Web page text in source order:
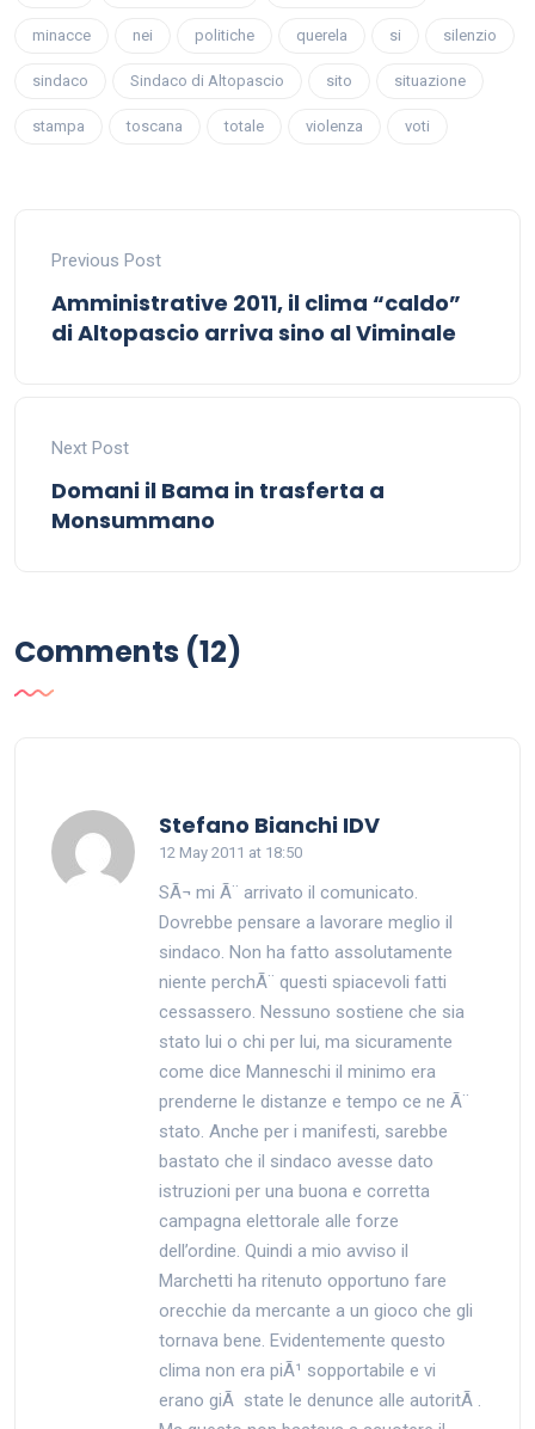
minacce nei politiche querela si silenzio
sindaco Sindaco di Altopascio sito situazione
stampa toscana totale violenza voti
Previous Post
Amministrative 2011, il clima “caldo”
di Altopascio arriva sino al Viminale
Next Post
Domani il Bama in trasferta a
Monsummano
Comments (12)
Stefano Bianchi IDVsays:
12 May 2011 at 18:50
SÃ¬ mi Ã¨ arrivato il comunicato.
Dovrebbe pensare a lavorare meglio il
sindaco. Non ha fatto assolutamente
niente perchÃ¨ questi spiacevoli fatti
cessassero. Nessuno sostiene che sia
stato lui o chi per lui, ma sicuramente
come dice Manneschi il minimo era
prenderne le distanze e tempo ce ne Ã¨
stato. Anche per i manifesti, sarebbe
bastato che il sindaco avesse dato
istruzioni per una buona e corretta
campagna elettorale alle forze
dell’ordine. Quindi a mio avviso il
Marchetti ha ritenuto opportuno fare
orecchie da mercante a un gioco che gli
tornava bene. Evidentemente questo
clima non era piÃ¹ sopportabile e vi
erano giÃ state le denunce alle autoritÃ .